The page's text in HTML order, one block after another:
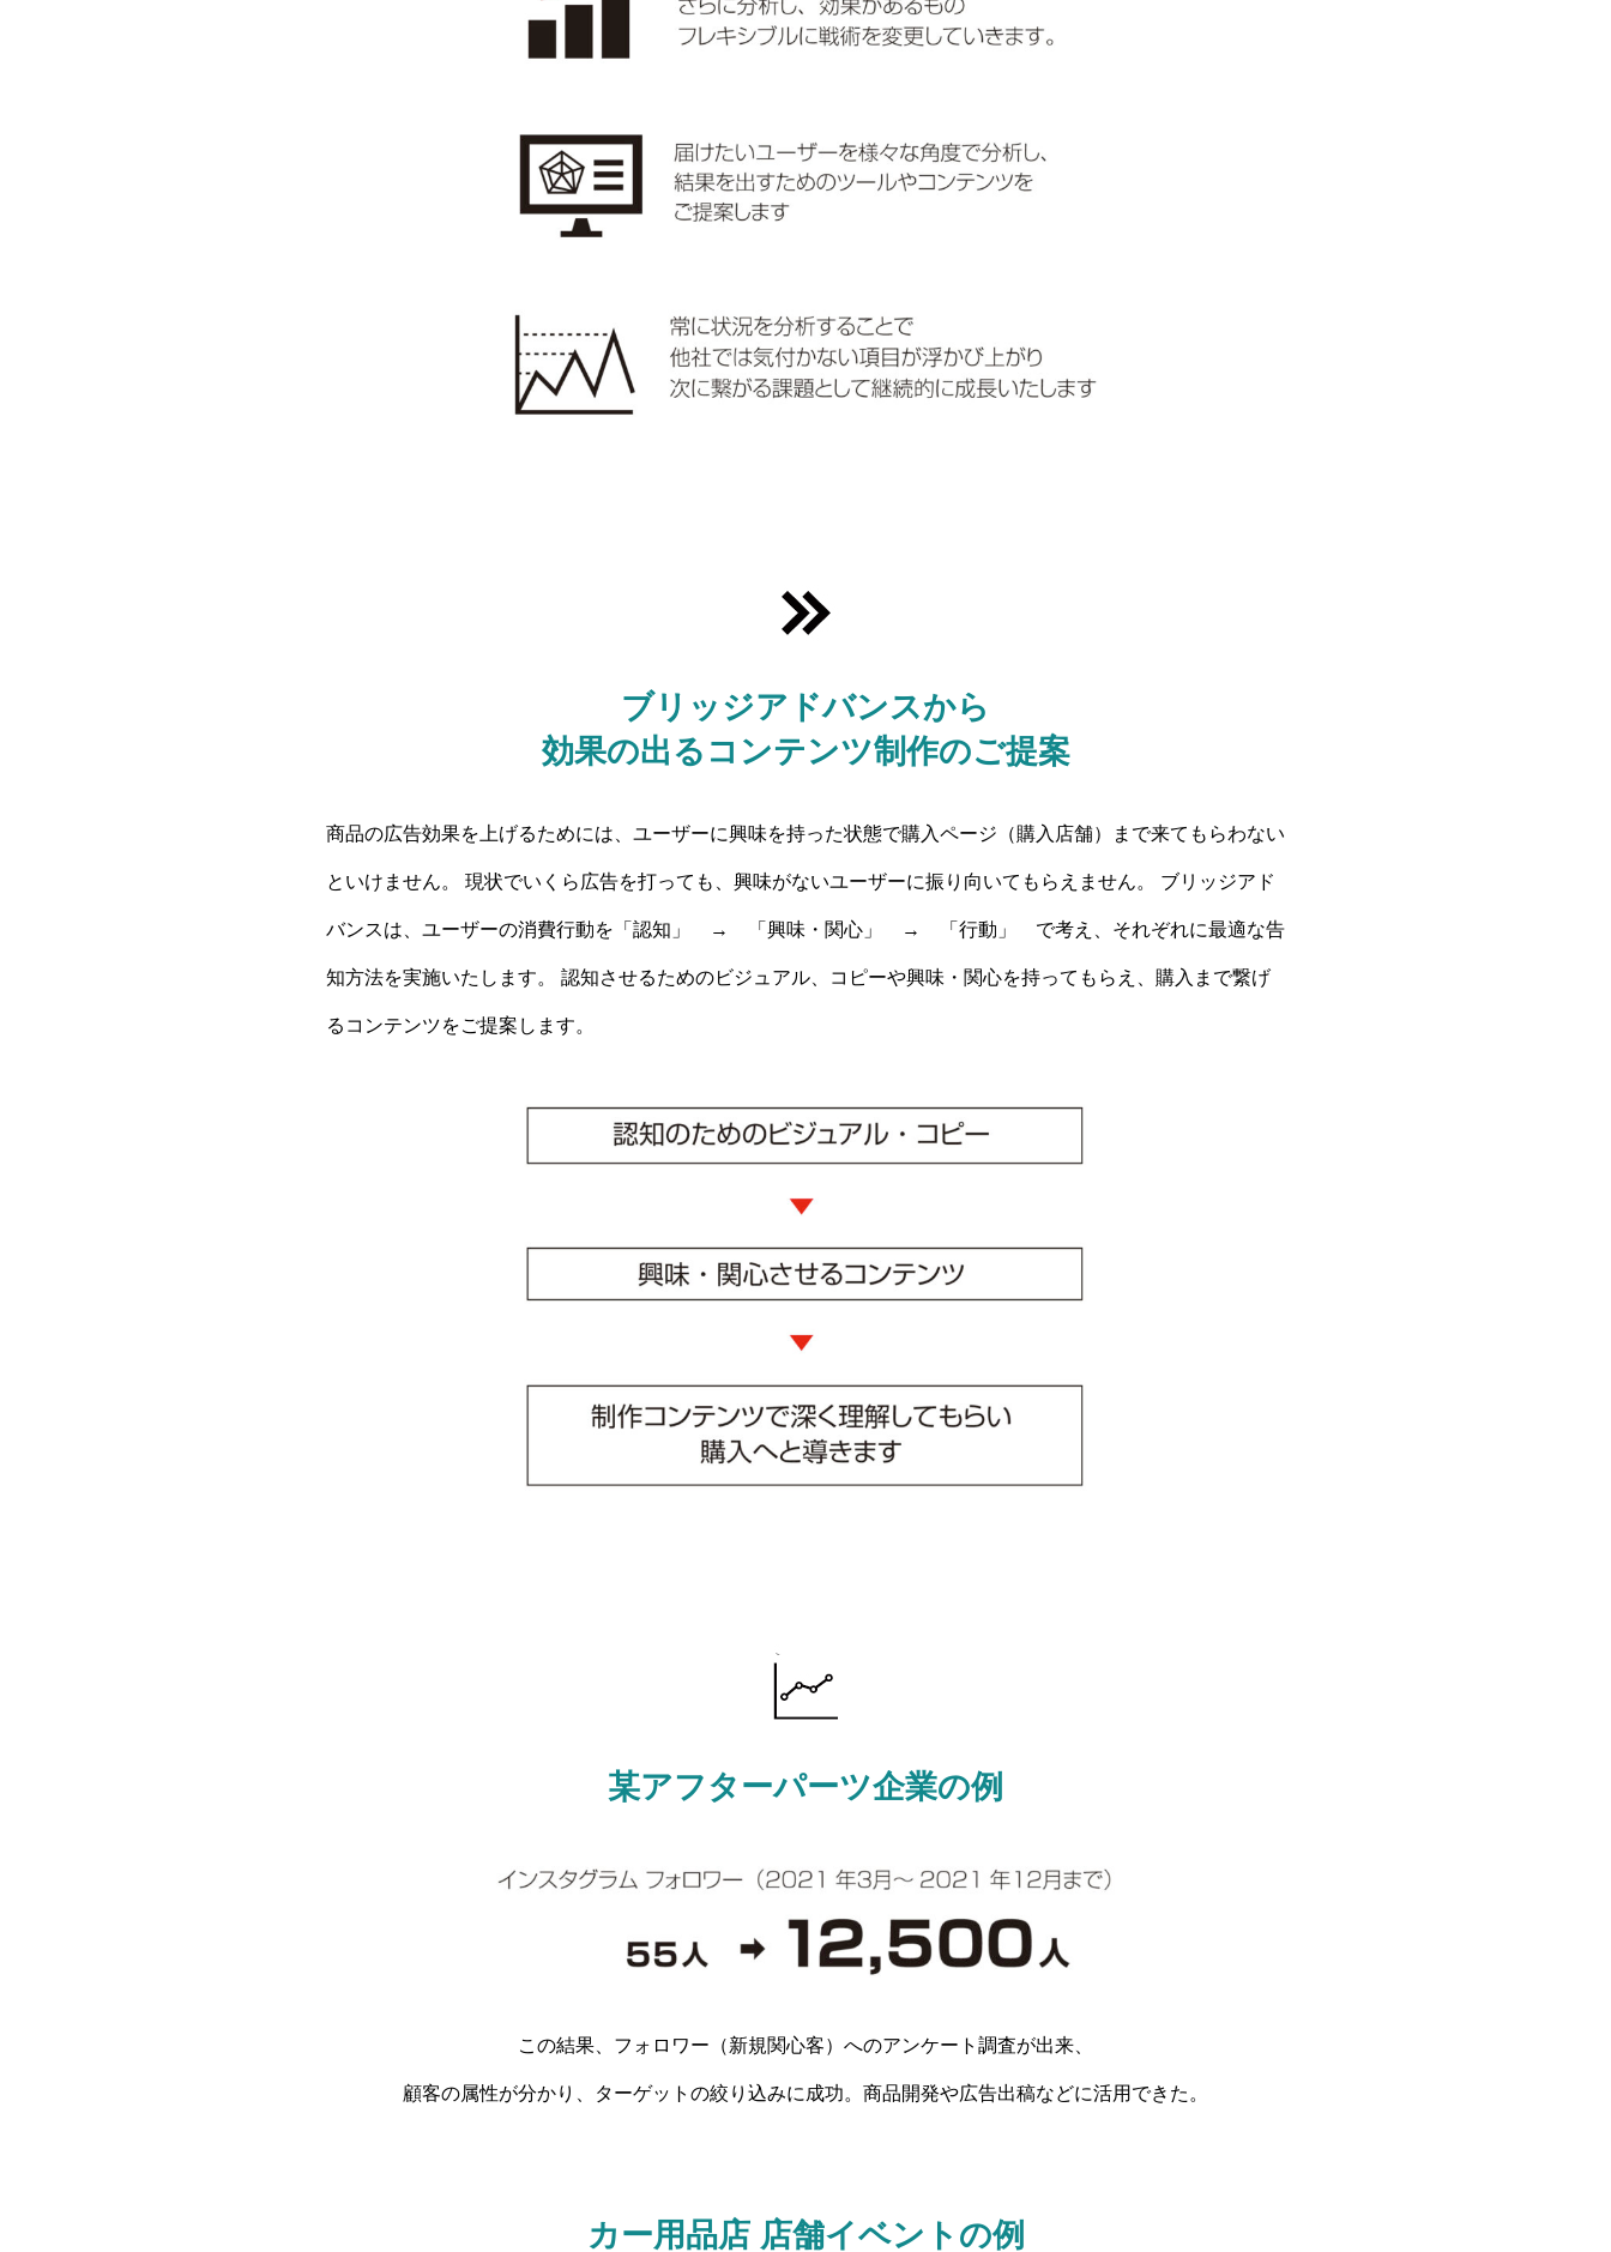
ブリッジアドバンスから
効果の出るコンテンツ制作のご提案
商品の広告効果を上げるためには、ユーザーに興味を持った状態で購入ページ（購入店舗）まで来てもらわない
といけません。 現状でいくら広告を打っても、興味がないユーザーに振り向いてもらえません。 ブリッジアド
バンスは、ユーザーの消費行動を「認知」 → 「興味・関心」 → 「行動」 で考え、それぞれに最適な告
知方法を実施いたします。 認知させるためのビジュアル、コピーや興味・関心を持ってもらえ、購入まで繋げ
るコンテンツをご提案します。
某アフターパーツ企業の例
この結果、フォロワー（新規関心客）へのアンケート調査が出来、
顧客の属性が分かり、ターゲットの絞り込みに成功。商品開発や広告出稿などに活用できた。
カー用品店 店舗イベントの例